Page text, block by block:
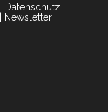
Datenschutz
Newsletter